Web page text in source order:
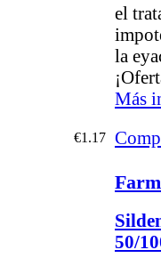
el
la
Más
€1.17
50/